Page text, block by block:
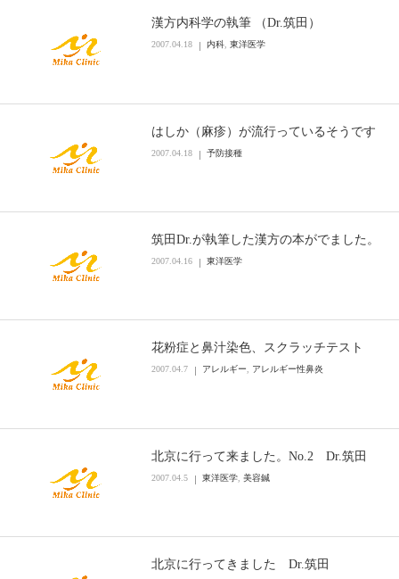
漢方内科学の執筆 （Dr.筑田）
2007.04.18 内科, 東洋医学
はしか（麻疹）が流行っているそうです
2007.04.18 予防接種
筑田Dr.が執筆した漢方の本がでました。
2007.04.16 東洋医学
花粉症と鼻汁染色、スクラッチテスト
2007.04.7 アレルギー, アレルギー性鼻炎
北京に行って来ました。No.2 Dr.筑田
2007.04.5 東洋医学 美容鍼
北京に行ってきました Dr.筑田